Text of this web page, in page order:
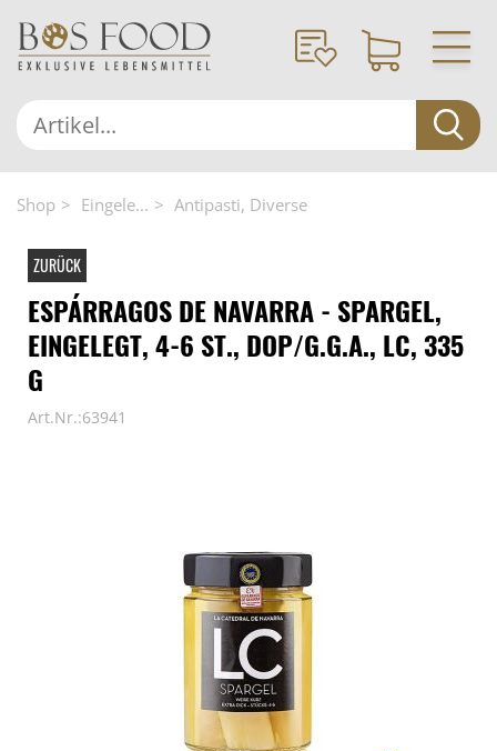
Shop Eingele... Antipasti, Diverse
ZURÜCK
ESPÁRRAGOS DE NAVARRA - SPARGEL,
EINGELEGT, 4-6 ST., DOP/G.G.A., LC, 335
G
Art.Nr.:63941